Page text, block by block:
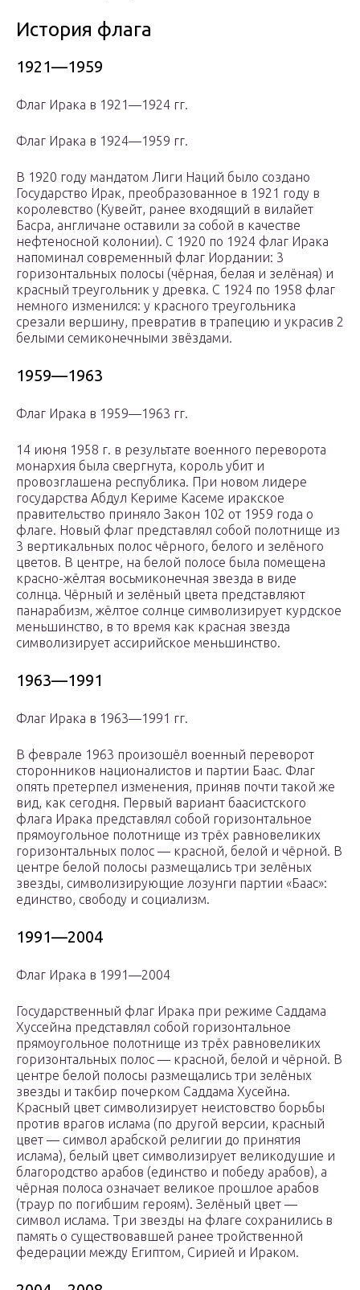
История флага
1921—1959
Флаг Ирака в 1921—1924 гг.
Флаг Ирака в 1924—1959 гг.
В 1920 году мандатом Лиги Наций было создано
Государство Ирак, преобразованное в 1921 году в
королевство (Кувейт, ранее входящий в вилайет
Басра, англичане оставили за собой в качестве
нефтеносной колонии). С 1920 по 1924 флаг Ирака
напоминал современный флаг Иордании: 3
горизонтальных полосы (чёрная, белая и зелёная) и
красный треугольник у древка. С 1924 по 1958 флаг
немного изменился: у красного треугольника
срезали вершину, превратив в трапецию и украсив 2
белыми семиконечными звёздами.
1959—1963
Флаг Ирака в 1959—1963 гг.
14 июня 1958 г. в результате военного переворота
монархия была свергнута, король убит и
провозглашена республика. При новом лидере
государства Абдул Кериме Касеме иракское
правительство приняло Закон 102 от 1959 года о
флаге. Новый флаг представлял собой полотнище из
3 вертикальных полос чёрного, белого и зелёного
цветов. В центре, на белой полосе была помещена
красно-жёлтая восьмиконечная звезда в виде
солнца. Чёрный и зелёный цвета представляют
панарабизм, жёлтое солнце символизирует курдское
меньшинство, в то время как красная звезда
символизирует ассирийское меньшинство.
1963—1991
Флаг Ирака в 1963—1991 гг.
В феврале 1963 произошёл военный переворот
сторонников националистов и партии Баас. Флаг
опять претерпел изменения, приняв почти такой же
вид, как сегодня. Первый вариант баасистского
флага Ирака представлял собой горизонтальное
прямоугольное полотнище из трёх равновеликих
горизонтальных полос — красной, белой и чёрной. В
центре белой полосы размещались три зелёных
звезды, символизирующие лозунги партии «Баас»:
единство, свободу и социализм.
1991—2004
Флаг Ирака в 1991—2004
Государственный флаг Ирака при режиме Саддама
Хуссейна представлял собой горизонтальное
прямоугольное полотнище из трёх равновеликих
горизонтальных полос — красной, белой и чёрной. В
центре белой полосы размещались три зелёных
звезды и такбир почерком Саддама Хусейна.
Красный цвет символизирует неистовство борьбы
против врагов ислама (по другой версии, красный
цвет — символ арабской религии до принятия
ислама), белый цвет символизирует великодушие и
благородство арабов (единство и победу арабов), а
чёрная полоса означает великое прошлое арабов
(траур по погибшим героям). Зелёный цвет —
символ ислама. Три звезды на флаге сохранились в
память о существовавшей ранее тройственной
федерации между Египтом, Сирией и Ираком.